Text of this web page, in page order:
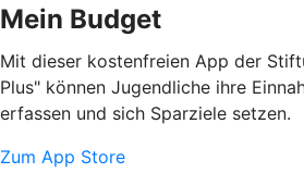
Mein Budget
Mit dieser kostenfreien App der
Plus" können Jugendliche ihre
erfassen und sich Sparziele setzen.
Zum App Store